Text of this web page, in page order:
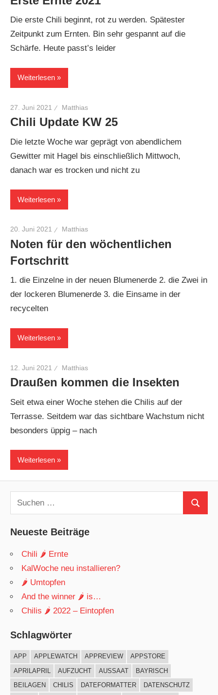
Die erste Chili beginnt, rot zu werden. Spätester
Zeitpunkt zum Ernten. Bin sehr gespannt auf die
Schärfe. Heute passt’s leider
Weiterlesen
27. Juni 2021 Matthias
Chili Update KW 25
Die letzte Woche war geprägt von abendlichem
Gewitter mit Hagel bis einschließlich Mittwoch,
danach war es trocken und nicht zu
Weiterlesen
20. Juni 2021 Matthias
Noten für den wöchentlichen
Fortschritt
1. die Einzelne in der neuen Blumenerde 2. die Zwei in
der lockeren Blumenerde 3. die Einsame in der
recycelten
Weiterlesen
12. Juni 2021 Matthias
Draußen kommen die Insekten
Seit etwa einer Woche stehen die Chilis auf der
Terrasse. Seitdem war das sichtbare Wachstum nicht
besonders üppig – nach
Weiterlesen
Suchen
nach:
Suchen
Neueste Beiträge
Chili 🌶 Ernte
KalWoche neu installieren?
🌶 Umtopfen
And the winner 🌶 is…
Chilis 🌶 2022 – Eintopfen
Schlagwörter
APP APPLEWATCH APPREVIEW
APPSTORE
APRILAPRIL
AUFZUCHT AUSSAAT
BAYRISCH
BEILAGEN
CHILIS DATEFORMATTER
DATENSCHUTZ